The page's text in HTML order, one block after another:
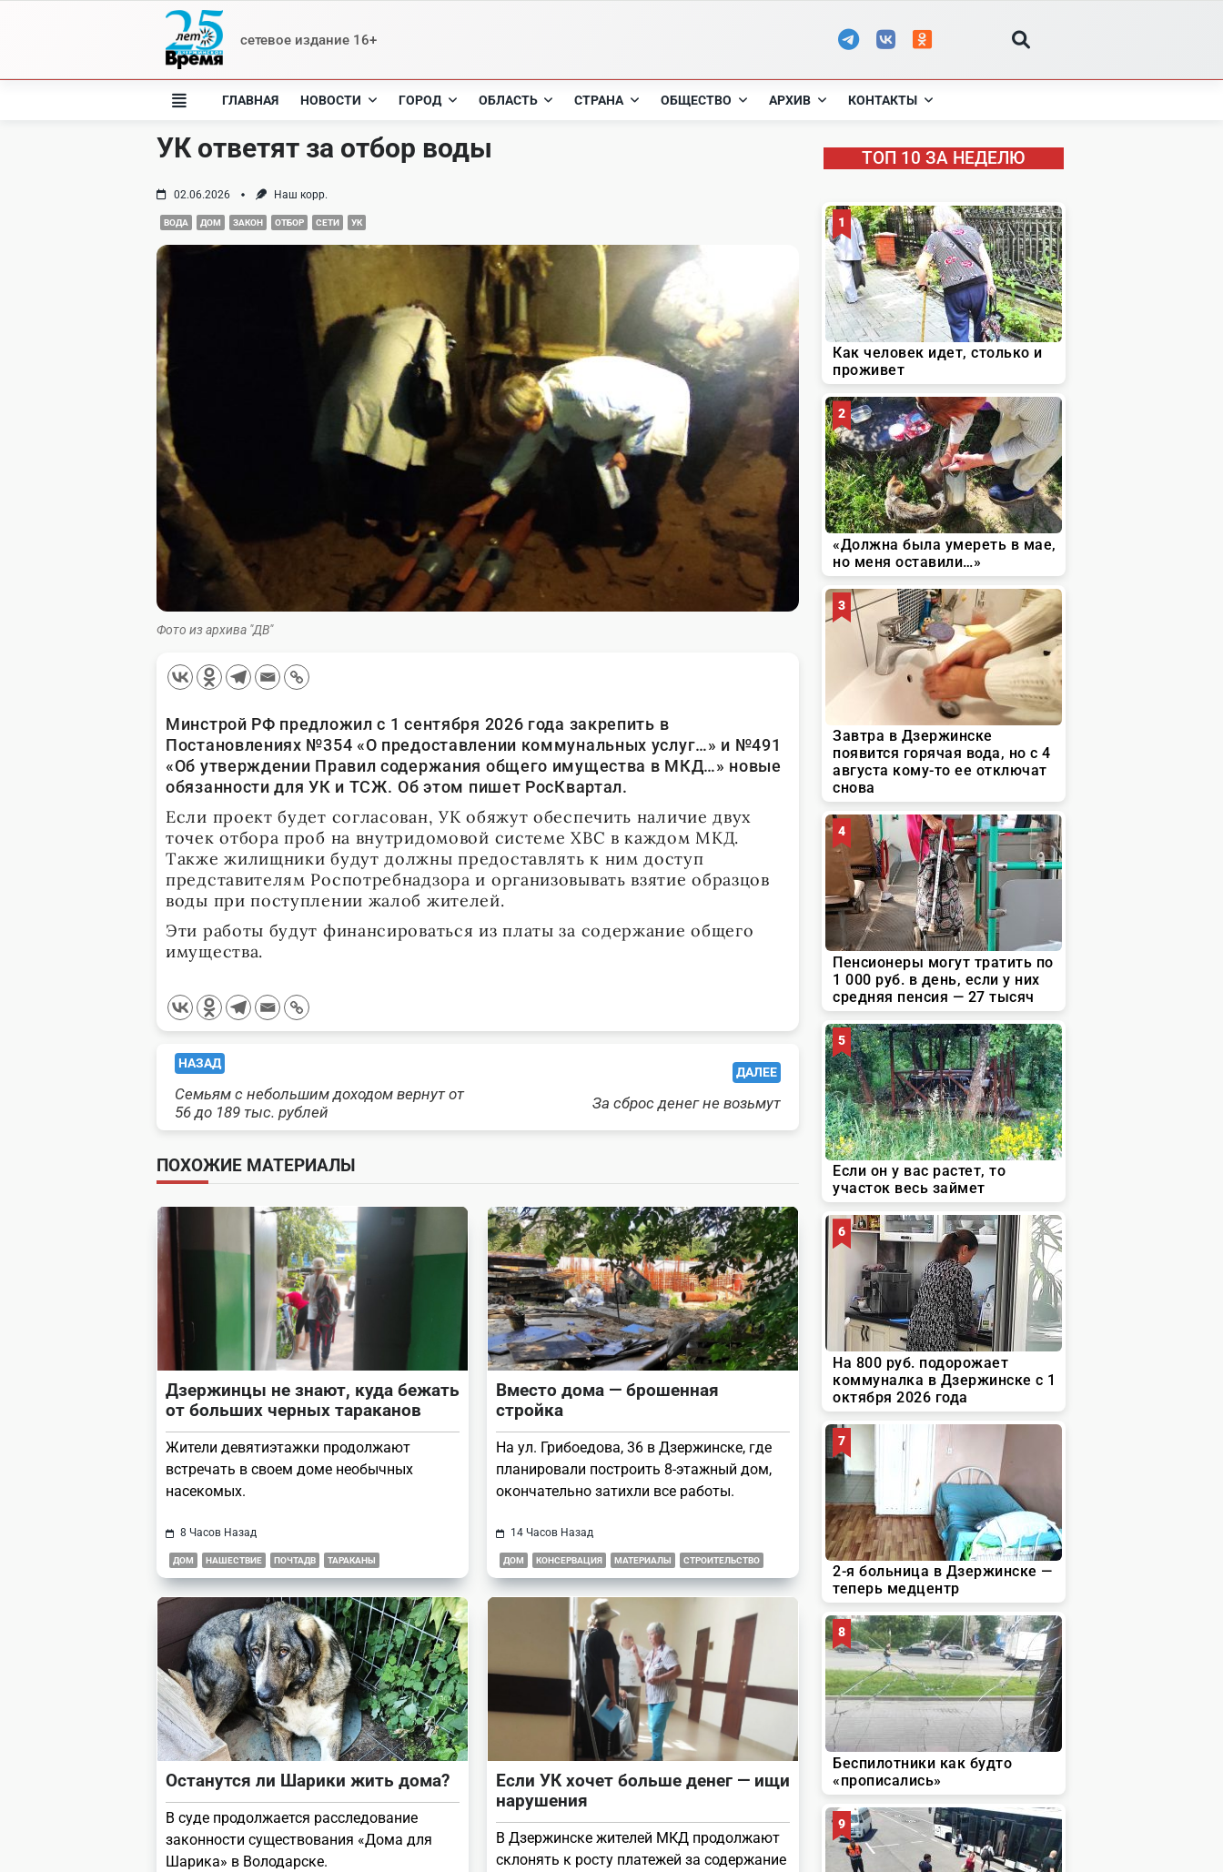
сетевое издание 16+
ГЛАВНАЯ НОВОСТИ ГОРОД ОБЛАСТЬ СТРАНА ОБЩЕСТВО АРХИВ КОНТАКТЫ
УК ответят за отбор воды
02.06.2026 Наш корр.
ВОДА ДОМ ЗАКОН ОТБОР СЕТИ УК
Фото из архива "ДВ"
Минстрой РФ предложил с 1 сентября 2026 года закрепить в
Постановлениях №354 «О предоставлении коммунальных услуг…» и №491
«Об утверждении Правил содержания общего имущества в МКД…» новые
обязанности для УК и ТСЖ. Об этом пишет РосКвартал.
Если проект будет согласован, УК обяжут обеспечить наличие двух
точек отбора проб на внутридомовой системе ХВС в каждом МКД.
Также жилищники будут должны предоставлять к ним доступ
представителям Роспотребнадзора и организовывать взятие образцов
воды при поступлении жалоб жителей.
Эти работы будут финансироваться из платы за содержание общего
имущества.
<span
class="nav-
screen-
reader-
text">Page</span>
НАЗАД
Семьям с небольшим доходом вернут от
56 до 189 тыс. рублей
ДАЛЕЕ
За сброс денег не возьмут
ПОХОЖИЕ МАТЕРИАЛЫ
Дзержинцы не знают, куда бежать
от больших черных тараканов
Жители девятиэтажки продолжают
встречать в своем доме необычных
насекомых.
8 Часов Назад
ДОМ НАШЕСТВИЕ ПОЧТАДВ ТАРАКАНЫ
Вместо дома — брошенная
стройка
На ул. Грибоедова, 36 в Дзержинске, где
планировали построить 8-этажный дом,
окончательно затихли все работы.
14 Часов Назад
ДОМ КОНСЕРВАЦИЯ МАТЕРИАЛЫ СТРОИТЕЛЬСТВО
Останутся ли Шарики жить дома?
В суде продолжается расследование
законности существования «Дома для
Шарика» в Володарске.
Если УК хочет больше денег — ищи
нарушения
В Дзержинске жителей МКД продолжают
склонять к росту платежей за содержание
ТОП 10 ЗА НЕДЕЛЮ